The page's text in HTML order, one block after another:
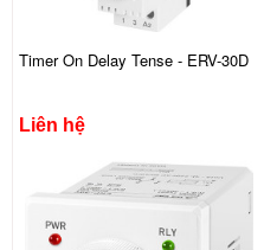
Timer On Delay Tense - ERV-30D
Liên hệ